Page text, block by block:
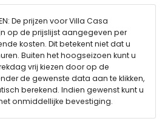
tweepersoonsbed, air conditioning
tweepersoonsbed en air
elk met wastafel, douche, toilet en föhn
wastafel, douche, toilet en föhn
De prijzen voor Villa Casa
op de prijslijst aangegeven per
kosten. Dit betekent niet dat u
Buiten het hoogseizoen kunt u
vrij kiezen door op de
de gewenste data aan te klikken,
berekend. Indien gewenst kunt u
onmiddellijke bevestiging.